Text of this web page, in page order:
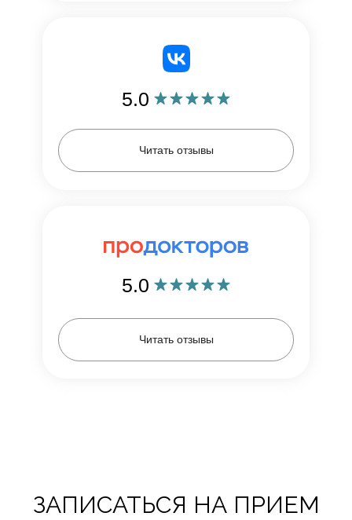
5.0
Читать отзывы
Читать отзывы
5.0
ЗАПИСАТЬСЯ НА ПРИЕМ